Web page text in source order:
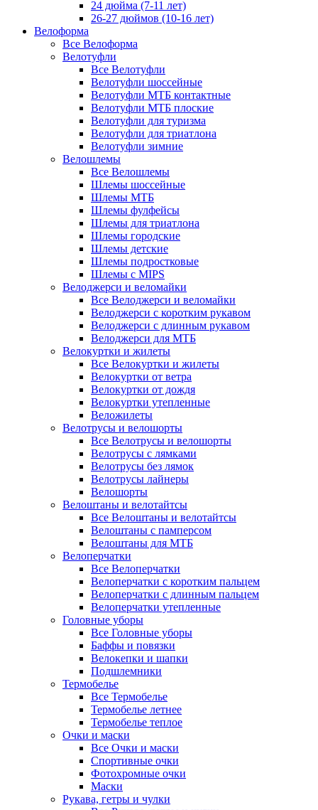
24 дюйма (7-11 лет)
26-27 дюймов (10-16 лет)
Велоформа
Все Велоформа
Велотуфли
Все Велотуфли
Велотуфли шоссейные
Велотуфли МТБ контактные
Велотуфли МТБ плоские
Велотуфли для туризма
Велотуфли для триатлона
Велотуфли зимние
Велошлемы
Все Велошлемы
Шлемы шоссейные
Шлемы МТБ
Шлемы фулфейсы
Шлемы для триатлона
Шлемы городские
Шлемы детские
Шлемы подростковые
Шлемы с MIPS
Велоджерси и веломайки
Все Велоджерси и веломайки
Велоджерси с коротким рукавом
Велоджерси с длинным рукавом
Велоджерси для МТБ
Велокуртки и жилеты
Все Велокуртки и жилеты
Велокуртки от ветра
Велокуртки от дождя
Велокуртки утепленные
Веложилеты
Велотрусы и велошорты
Все Велотрусы и велошорты
Велотрусы с лямками
Велотрусы без лямок
Велотрусы лайнеры
Велошорты
Велоштаны и велотайтсы
Все Велоштаны и велотайтсы
Велоштаны с памперсом
Велоштаны для МТБ
Велоперчатки
Все Велоперчатки
Велоперчатки с коротким пальцем
Велоперчатки с длинным пальцем
Велоперчатки утепленные
Головные уборы
Все Головные уборы
Баффы и повязки
Велокепки и шапки
Подшлемники
Термобелье
Все Термобелье
Термобелье летнее
Термобелье теплое
Очки и маски
Все Очки и маски
Спортивные очки
Фотохромные очки
Маски
Рукава, гетры и чулки